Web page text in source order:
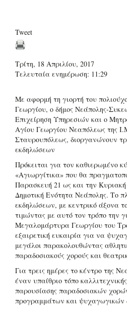
Tweet
Τρίτη, 18 Απριλίου, 2017
Τελευταία ενημέρωση: 11:29
Mε αφορμή τη γιορτή του
Γεωργίου, ο δήμος Νεάπολης-
Επιχείρηση Υπηρεσιών και ο
Αγίου Γεωργίου Νεαπόλεως της
Σταυρουπόλεως, διοργανώνουν
εκδηλώσεων
Πρόκειται για τον καθιερωμένο
«Αγιωργίτικα» που θα
Παρασκευή 21 ως και την Κυριακή
Δημοτική Ενότητα Νεάπολης. Το
εκδηλώσεων, με κεντρικό άξονα
τιμώντας με αυτό τον τρόπο την
Μεγαλομάρτυρα Γεωργίου του
εξαιρετική ευκαιρία για να
μεγάλοι παρακολουθώντας
παραδοσιακούς χορούς και
Για τρεις ημέρες το κέντρο της
έναν υπαίθριο τόπο
παρουσίασης παραδοσιακών
προγραμμάτων και ψυχαγωγικών